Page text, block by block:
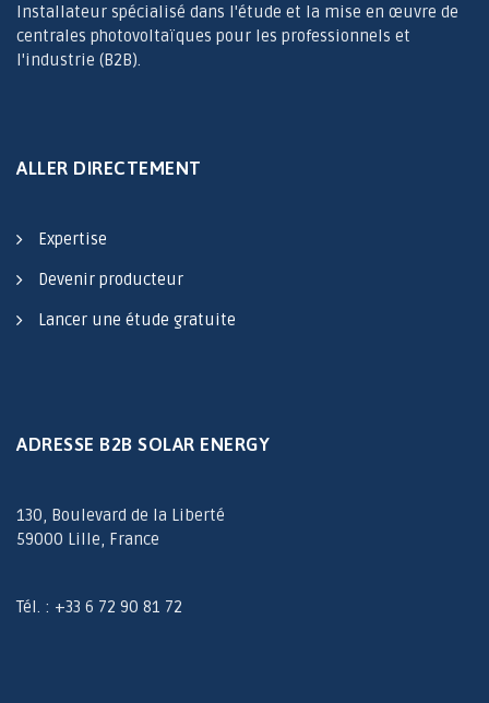
Installateur spécialisé dans l'étude et la mise en œuvre de
centrales photovoltaïques pour les professionnels et
l'industrie (B2B).
ALLER DIRECTEMENT
Expertise
Devenir producteur
Lancer une étude gratuite
ADRESSE B2B SOLAR ENERGY
130, Boulevard de la Liberté
59000 Lille, France
Tél. : +33 6 72 90 81 72